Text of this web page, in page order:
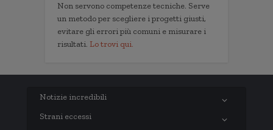
Non servono competenze tecniche. Serve
un metodo per scegliere i progetti giusti,
evitare gli errori più comuni e misurare i
risultati. Lo trovi qui.
Notizie incredibili
Strani eccessi